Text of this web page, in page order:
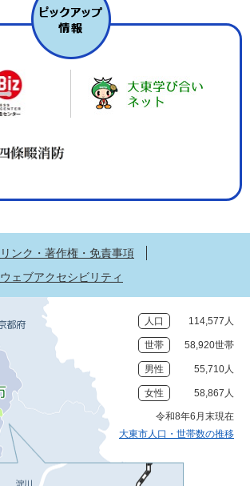
リンク・著作権・免責事項
ウェブアクセシビリティ
人口 114,577人
世帯 58,920世帯
男性 55,710人
女性 58,867人
令和8年6月末現在
大東市人口・世帯数の推移